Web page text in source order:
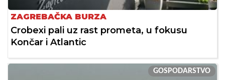
ZAGREBAČKA BURZA
Crobexi pali uz rast prometa, u fokusu
Končar i Atlantic
GOSPODARSTVO